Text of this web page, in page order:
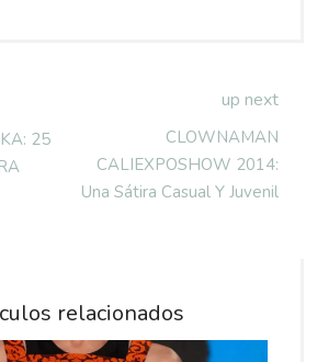
25
up next
CLOWNAMAN
CALIEXPOSHOW 2014:
Una Sátira Casual Y Juvenil
relacionados